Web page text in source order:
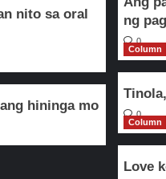
nito sa oral
hininga mo
ng
0
Column
0
Column
Love